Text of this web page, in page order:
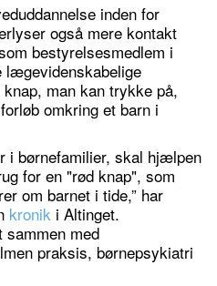
inden for
også mere kontakt
bestyrelsesmedlem i
lægevidenskabelige
man kan trykke på,
omkring et barn i
i børnefamilier, skal hjælpen
for en "rød knap", som
om barnet i tide,” har
kronik i Altinget.
med
praksis, børnepsykiatri